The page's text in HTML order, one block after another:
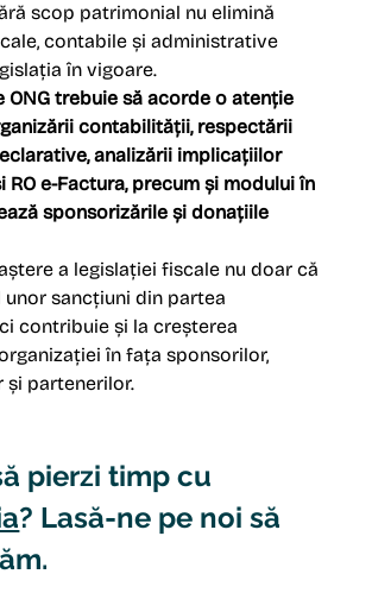
scop patrimonial nu elimină
contabile și administrative
în vigoare.
ONG trebuie să acorde o atenție
contabilității, respectării
analizării implicațiilor
RO e-Factura, precum și modului în
sponsorizările și donațiile
a legislației fiscale nu doar că
unor sancțiuni din partea
contribuie și la creșterea
în fața sponsorilor,
partenerilor.
pierzi timp cu
? Lasă-ne pe noi să